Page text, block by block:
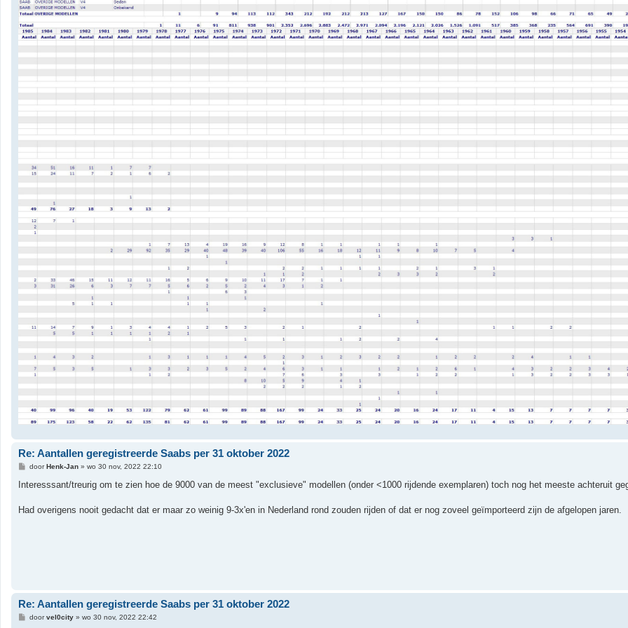
Re: Aantallen geregistreerde Saabs per 31 oktober 2022
B
r
h
doorHenk-Jan» wo 30 nov, 2022 22:10
Interesssant/treurig om te zien hoe de 9000 van de meest "exclusieve" modellen (onder <1000 rijdende exemplaren) toch nog het meeste achteruit
Had overigens nooit gedacht dat er maar zo weinig 9-3x'en in Nederland rond zouden rijden of dat er nog zoveel geïmporteerd zijn de afgelopen jaren.
Re: Aantallen geregistreerde Saabs per 31 oktober 2022
Bdoorvel0city» wo 30 nov, 2022 22:42